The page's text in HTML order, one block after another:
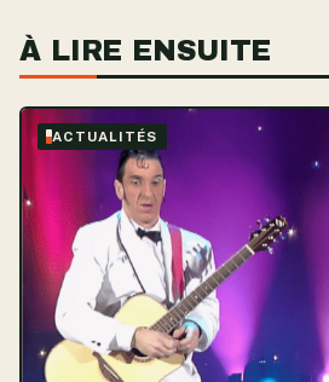
À LIRE ENSUITE
ACTUALITÉS